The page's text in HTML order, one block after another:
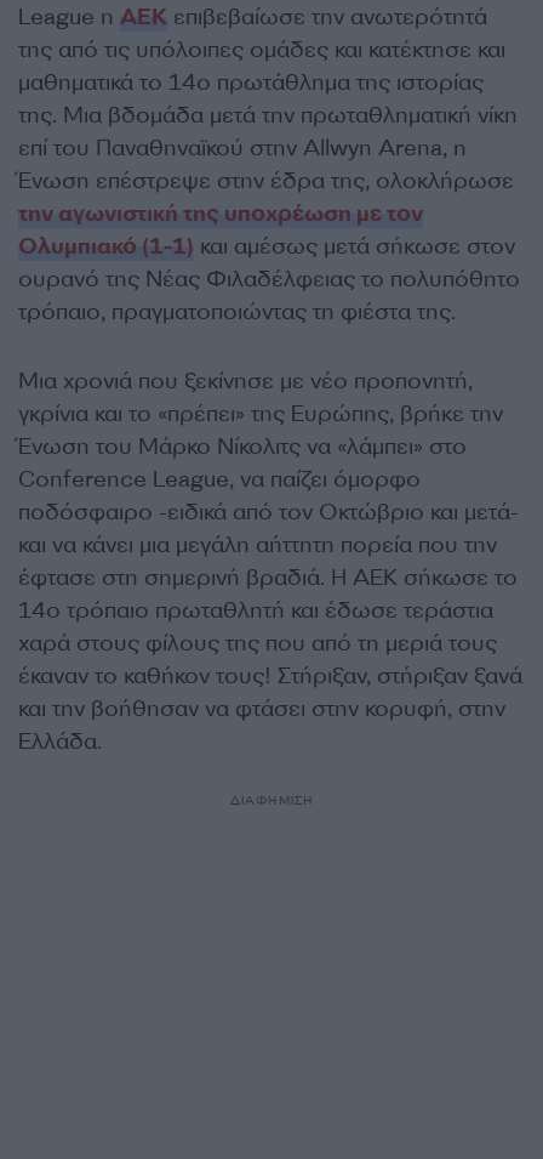
League η ΑΕΚ επιβεβαίωσε την ανωτερότητά
της από τις υπόλοιπες ομάδες και κατέκτησε και
μαθηματικά το 14ο πρωτάθλημα της ιστορίας
της. Μια βδομάδα μετά την πρωταθληματική νίκη
επί του Παναθηναϊκού στην Allwyn Arena, η
Ένωση επέστρεψε στην έδρα της, ολοκλήρωσε
την αγωνιστική της υποχρέωση με τον
Ολυμπιακό (1-1) και αμέσως μετά σήκωσε στον
ουρανό της Νέας Φιλαδέλφειας το πολυπόθητο
τρόπαιο, πραγματοποιώντας τη φιέστα της.
Μια χρονιά που ξεκίνησε με νέο προπονητή,
γκρίνια και το «πρέπει» της Ευρώπης, βρήκε την
Ένωση του Μάρκο Νίκολιτς να «λάμπει» στο
Conference League, να παίζει όμορφο
ποδόσφαιρο -ειδικά από τον Οκτώβριο και μετά-
και να κάνει μια μεγάλη αήττητη πορεία που την
έφτασε στη σημερινή βραδιά. Η ΑΕΚ σήκωσε το
14ο τρόπαιο πρωταθλητή και έδωσε τεράστια
χαρά στους φίλους της που από τη μεριά τους
έκαναν το καθήκον τους! Στήριξαν, στήριξαν ξανά
και την βοήθησαν να φτάσει στην κορυφή, στην
Ελλάδα.
ΔΙΑΦΗΜΙΣΗ